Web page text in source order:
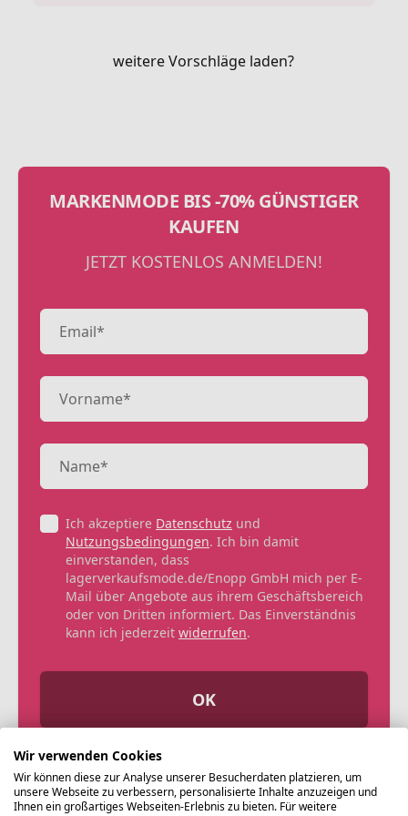
weitere Vorschläge laden?
MARKENMODE BIS -70% GÜNSTIGER
KAUFEN
JETZT KOSTENLOS ANMELDEN!
Ich akzeptiere Datenschutz und
Nutzungsbedingungen. Ich bin damit
einverstanden, dass
lagerverkaufsmode.de/Enopp GmbH mich per E-
Mail über Angebote aus ihrem Geschäftsbereich
oder von Dritten informiert. Das Einverständnis
kann ich jederzeit widerrufen.
OK
Wir verwenden Cookies
Wir können diese zur Analyse unserer Besucherdaten platzieren, um
unsere Webseite zu verbessern, personalisierte Inhalte anzuzeigen und
Ihnen ein großartiges Webseiten-Erlebnis zu bieten. Für weitere